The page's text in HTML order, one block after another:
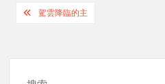
Post駕雲降臨的主